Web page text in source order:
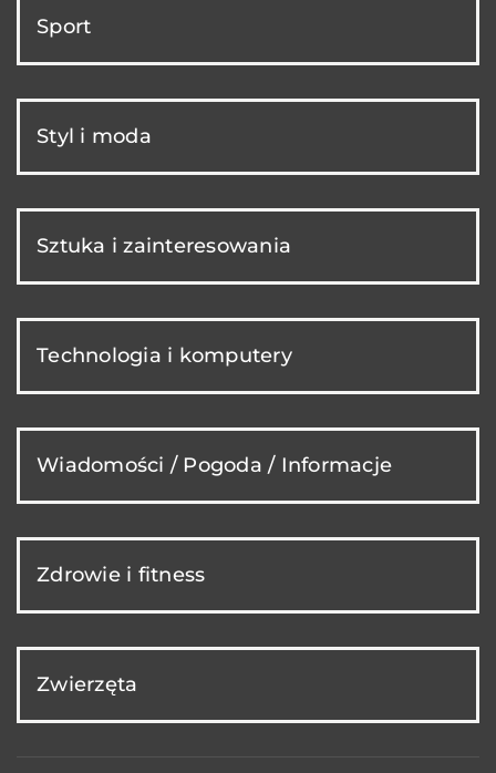
Sport
Styl i moda
Sztuka i zainteresowania
Technologia i komputery
Wiadomości / Pogoda / Informacje
Zdrowie i fitness
Zwierzęta